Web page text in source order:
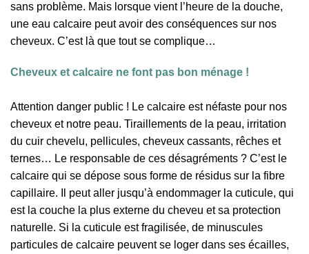
sans problème. Mais lorsque vient l’heure de la douche,
une eau calcaire peut avoir des conséquences sur nos
cheveux. C’est là que tout se complique…
Cheveux et calcaire ne font pas bon ménage !
Attention danger public ! Le calcaire est néfaste pour nos
cheveux et notre peau. Tiraillements de la peau, irritation
du cuir chevelu, pellicules, cheveux cassants, rêches et
ternes… Le responsable de ces désagréments ? C’est le
calcaire qui se dépose sous forme de résidus sur la fibre
capillaire. Il peut aller jusqu’à endommager la cuticule, qui
est la couche la plus externe du cheveu et sa protection
naturelle. Si la cuticule est fragilisée, de minuscules
particules de calcaire peuvent se loger dans ses écailles,